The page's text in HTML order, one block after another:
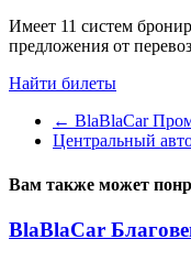
Имеет 11 систем
предложения от
Найти билеты
← BlaBlaCar
Центральный
Вам также может
BlaBlaCar